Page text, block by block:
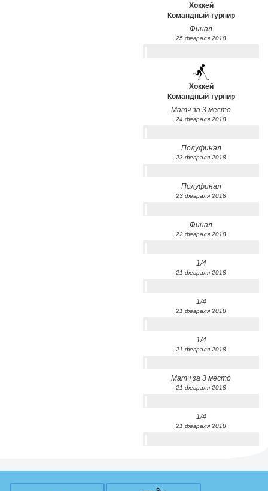
Хоккей
Командный турнир
Финал
25 февраля 2018
Хоккей
Командный турнир
Матч за 3 место
24 февраля 2018
Полуфинал
23 февраля 2018
Полуфинал
23 февраля 2018
Финал
22 февраля 2018
1/4
21 февраля 2018
1/4
21 февраля 2018
1/4
21 февраля 2018
Матч за 3 место
21 февраля 2018
1/4
21 февраля 2018